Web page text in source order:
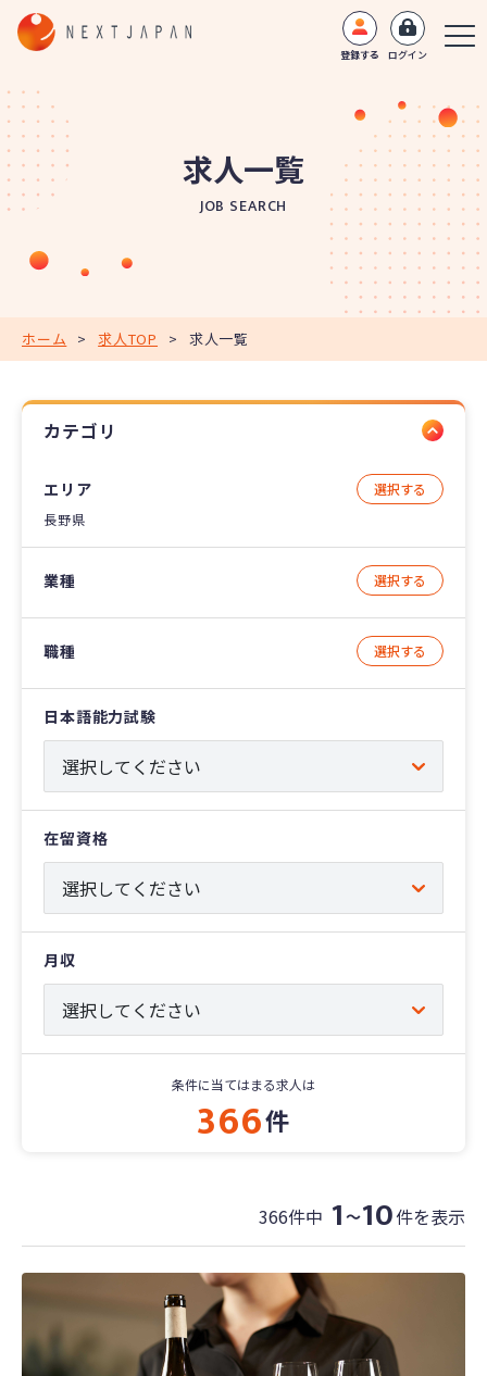
登録する ログイン
求人一覧
JOB SEARCH
ホーム > 求人TOP > 求人一覧
カテゴリ
エリア
選択する
長野県
業種 選択する
職種 選択する
日本語能力試験
在留資格
月収
条件に当てはまる求人は
366件
366件中 1 〜10件を表示